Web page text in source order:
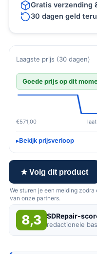
Gratis verzending
30 dagen geld
Laagste prijs (30 dagen)
Goede prijs op dit
€571,00
Bekijk prijsverloop
★ Volg dit product
We sturen je een melding
van onze partners.
8,3 SDRepair-
redactionele